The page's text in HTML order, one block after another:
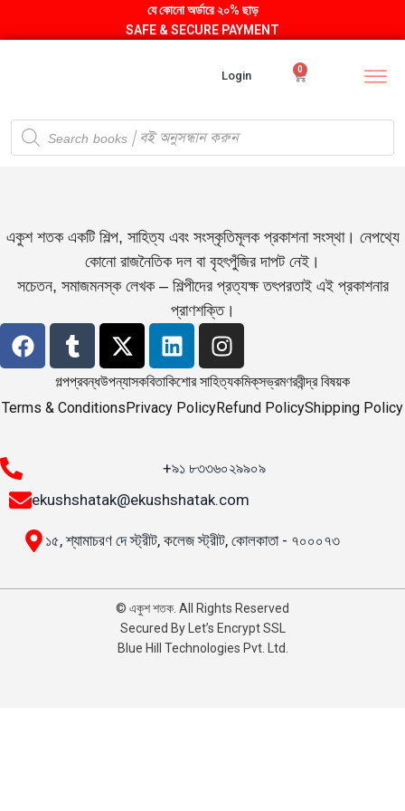
যে কোনো অর্ডারে ২০% ছাড়
SAFE & SECURE PAYMENT
Login 0
একুশ শতক একটি শিল্প, সাহিত্য এবং সংস্কৃতিমূলক প্রকাশনা সংস্থা। নেপথ্যে
কোনো রাজনৈতিক দল বা বৃহৎপুঁজির দাপট নেই।
সচেতন, সমাজমনস্ক লেখক – শিল্পীদের প্রত্যক্ষ তৎপরতাই এই প্রকাশনার
প্রাণশক্তি।
গল্পপ্রবন্ধউপন্যাসকবিতাকিশোর সাহিত্যকমিক্‌সভ্রমণরবীন্দ্র বিষয়ক
Terms & ConditionsPrivacy PolicyRefund PolicyShipping Policy
+৯১ ৮৩৩৬০২৯৯০৯
ekushshatak@ekushshatak.com
১৫, শ্যামাচরণ দে স্ট্রীট, কলেজ স্ট্রীট, কোলকাতা - ৭০০০৭৩
© একুশ শতক. All Rights Reserved
Secured By Let’s Encrypt SSL
Blue Hill Technologies Pvt. Ltd.